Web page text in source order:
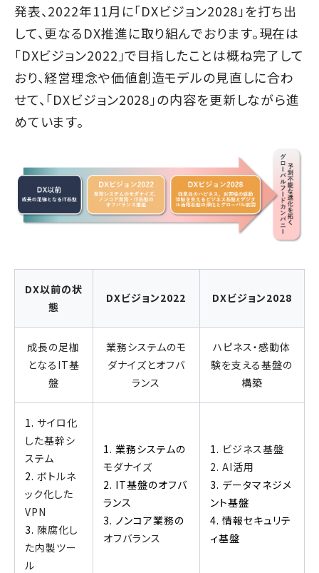
発表、2022年11月に「DXビジョン2028」を打ち出
して、更なるDX推進に取り組んでおります。現在は
「DXビジョン2022」で目指したことは概ね完了して
おり、経営理念や価値創造モデルの見直しに合わ
せて、「DXビジョン2028」の内容を更新しながら進
めています。
DX以前の状
態
DXビジョン2022 DXビジョン2028
成長の足枷
となるIT基
盤
業務システムのモ
ダナイズとオフバ
ランス
ハピネス・感動体
験を支える基盤の
構築
1. サイロ化
した基幹シ
ステム
2. ボトルネ
ック化した
VPN
3. 陳腐化し
た内製ツー
ル
1. 業務システムの
モダナイズ
2. IT基盤のオフバ
ランス
3. ノンコア業務の
オフバランス
1. ビジネス基盤
2. AI活用
3. データマネジメ
ント基盤
4. 情報セキュリテ
ィ基盤